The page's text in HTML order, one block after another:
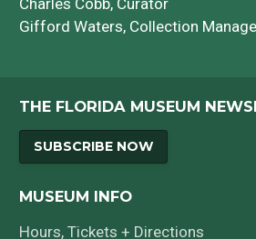
Charles Cobb, Curator
Gifford Waters, Collection
THE FLORIDA MUSEUM
SUBSCRIBE NOW
MUSEUM INFO
Hours, Tickets + Directions